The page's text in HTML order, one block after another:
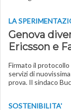
LA
Genova
Ericsson e
Firmato il protocollo
servizi di
prova. Il sindaco
SOSTENIBILITA'